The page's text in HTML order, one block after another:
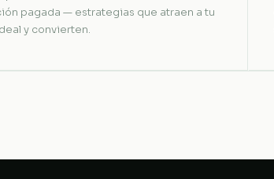
pagada — estrategias que atraen a tu
y convierten.